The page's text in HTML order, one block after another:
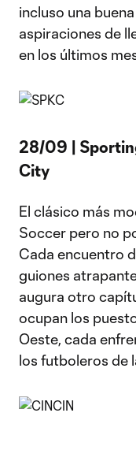
incluso una
aspiraciones de
en los últimos
28/09 |
City
El clásico más
Soccer pero no
Cada encuentro
guiones
augura otro
ocupan los
Oeste, cada
los futboleros de